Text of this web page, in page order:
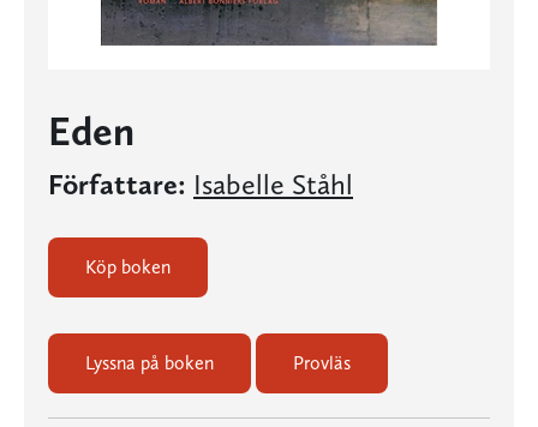
Eden
Författare: Isabelle Ståhl
Köp boken
Lyssna på boken Provläs